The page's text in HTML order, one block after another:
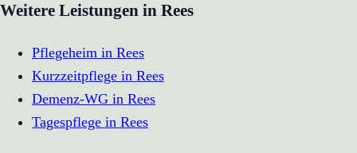
Weitere Leistungen in Rees
Pflegeheim in Rees
Kurzzeitpflege in Rees
Demenz-WG in Rees
Tagespflege in Rees